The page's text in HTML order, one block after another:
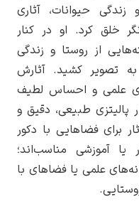
آثاری
او در کنار
و زندگی
کشید. آثارش
و احساس لطیف
طبیعی، دقیق و
با دکور
مناسب‌اند؛
یا فضاهای با